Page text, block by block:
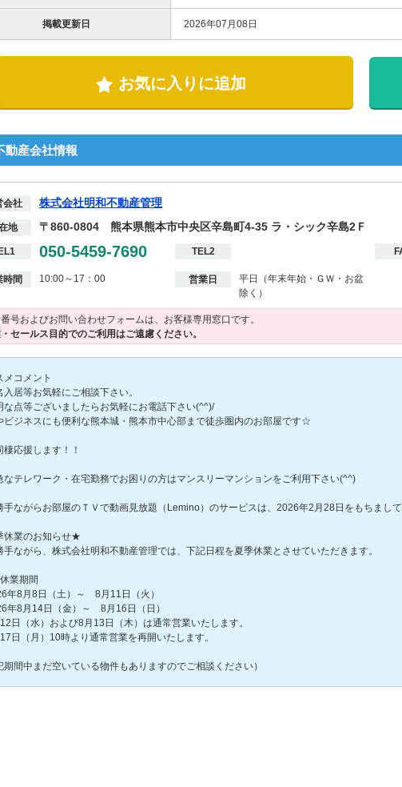
掲載更新日 2026年07月08日
お気に入りに追加
動産会社情報
会社 株式会社明和不動産管理
地 〒860-0804 熊本県熊本市中央区辛島町4-35 ラ・シック辛島2Ｆ
050-5459-7690 TEL2
時間 10:00～17：00 営業日
平日（年末年始・ＧＷ・お盆
除く）
号およびお問い合わせフォームは、お客様専用窓口です。
セールス目的でのご利用はご遠慮ください。
メコメント
入居等お気軽にご相談下さい。
な点等ございましたらお気軽にお電話下さい(^^)/
ビジネスにも便利な熊本城・熊本市中心部まで徒歩圏内のお部屋です☆
棲応援します！！
なテレワーク・在宅勤務でお困りの方はマンスリーマンションをご利用下さい(^^)
手ながらお部屋のＴＶで動画見放題（Lemino）のサービスは、2026年2月28日をもちまして
休業のお知らせ★
手ながら、株式会社明和不動産管理では、下記日程を夏季休業とさせていただきます。
業期間
年8月8日（土）～ 8月11日（火）
年8月14日（金）～ 8月16日（日）
日（水）および8月13日（木）は通常営業いたします。
日（月）10時より通常営業を再開いたします。
期間中まだ空いている物件もありますのでご相談ください）